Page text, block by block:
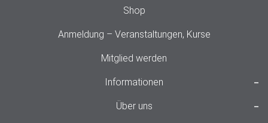
Shop
Anmeldung – Veranstaltungen, Kurse
Mitglied werden
Informationen
Über uns